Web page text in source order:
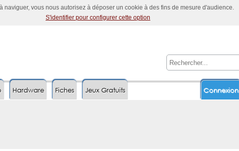
naviguer, vous nous autorisez à déposer un cookie à des fins de mesure d'audience.
S'identifier pour configurer cette option
Hardware Fiches Connexion
Jeux Gratuits